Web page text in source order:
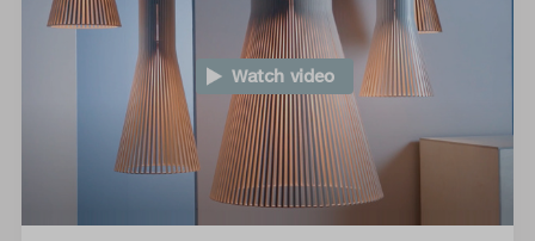
Watch video